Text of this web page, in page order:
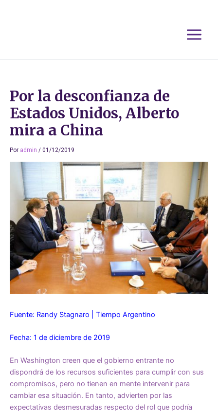
Por la desconfianza de
Estados Unidos, Alberto
mira a China
Por admin / 01/12/2019
Fuente: Randy Stagnaro | Tiempo Argentino
Fecha: 1 de diciembre de 2019
En Washington creen que el gobierno entrante no
dispondrá de los recursos suficientes para cumplir con sus
compromisos, pero no tienen en mente intervenir para
cambiar esa situación. En tanto, advierten por las
expectativas desmesuradas respecto del rol que podría